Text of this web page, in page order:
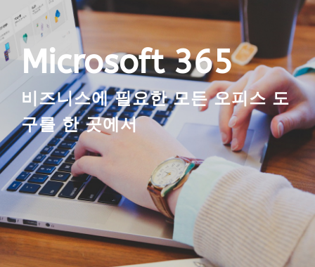
Microsoft 365
비즈니스에 필요한 모든 오피스 도
구를 한 곳에서